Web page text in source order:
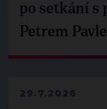
po setkání s
Petrem
29.7.2026